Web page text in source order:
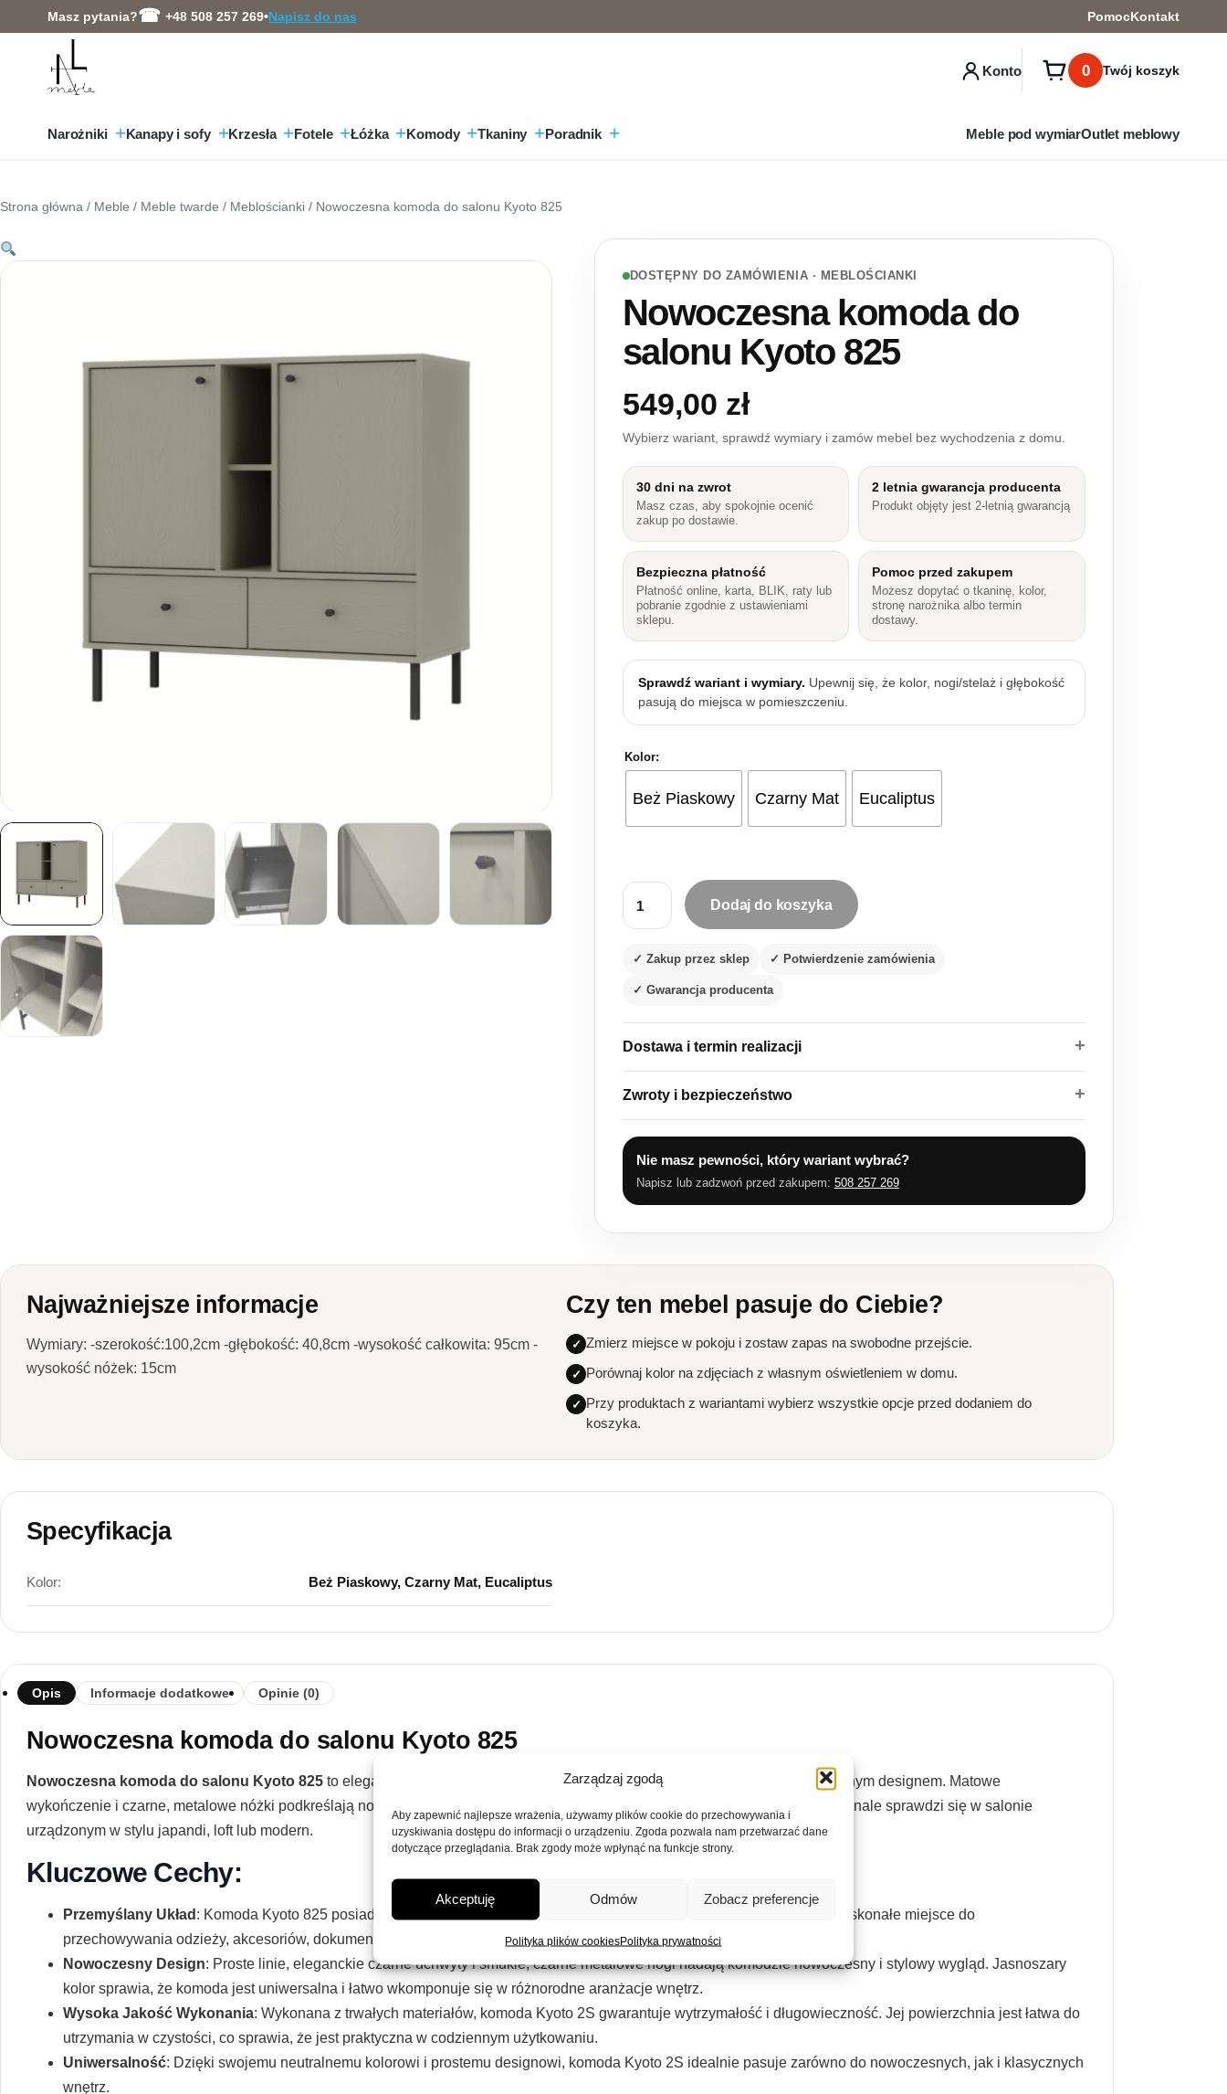
Zarządzaj zgodą
Aby zapewnić najlepsze wrażenia, używamy plików cookie do przechowywania i
uzyskiwania dostępu do informacji o urządzeniu. Zgoda pozwala nam przetwarzać dane
dotyczące przeglądania. Brak zgody może wpłynąć na funkcje strony.
Akceptuję Odmów Zobacz preferencje
Polityka plików cookiesPolityka prywatności
do
Masz pytania? +48 508 257 269•Napisz do nas PomocKontakt
Konto 0 Twój koszyk
Narożniki Kanapy i sofy Krzesła Fotele Łóżka Komody Tkaniny Poradnik Meble pod wymiarOutlet meblowy
Strona główna / Meble / Meble twarde / Meblościanki / Nowoczesna komoda do salonu Kyoto 825
DOSTĘPNY DO ZAMÓWIENIA · MEBLOŚCIANKI
Nowoczesna komoda do
salonu Kyoto 825
549,00 zł
Wybierz wariant, sprawdź wymiary i zamów mebel bez wychodzenia z domu.
30 dni na zwrot
Masz czas, aby spokojnie ocenić
zakup po dostawie.
2 letnia gwarancja producenta
Produkt objęty jest 2-letnią gwarancją
Bezpieczna płatność
Płatność online, karta, BLIK, raty lub
pobranie zgodnie z ustawieniami
sklepu.
Pomoc przed zakupem
Możesz dopytać o tkaninę, kolor,
stronę narożnika albo termin
dostawy.
Sprawdź wariant i wymiary. Upewnij się, że kolor, nogi/stelaż i głębokość
pasują do miejsca w pomieszczeniu.
Kolor:
Beż Piaskowy Czarny Mat Eucaliptus
ilość Nowoczesna komoda do salonu Kyoto 825
Dodaj do koszyka
✓ Zakup przez sklep ✓ Potwierdzenie zamówienia
✓ Gwarancja producenta
Dostawa i termin realizacji
Zwroty i bezpieczeństwo
Nie masz pewności, który wariant wybrać?
Napisz lub zadzwoń przed zakupem: 508 257 269
Najważniejsze informacje
Wymiary: -szerokość:100,2cm -głębokość: 40,8cm -wysokość całkowita: 95cm -
wysokość nóżek: 15cm
Czy ten mebel pasuje do Ciebie?
Zmierz miejsce w pokoju i zostaw zapas na swobodne przejście.
Porównaj kolor na zdjęciach z własnym oświetleniem w domu.
Przy produktach z wariantami wybierz wszystkie opcje przed dodaniem do
koszyka.
Specyfikacja
Kolor: Beż Piaskowy, Czarny Mat, Eucaliptus
Opis Informacje dodatkowe Opinie (0)
Nowoczesna komoda do salonu Kyoto 825
Nowoczesna komoda do salonu Kyoto 825 to elegancki mebel w stylu minimalistycznym, który łączy funkcjonalność z subtelnym designem. Matowe
wykończenie i czarne, metalowe nóżki podkreślają nowoczesny charakter, a praktyczny układ szuflad i szafek sprawia, że doskonale sprawdzi się w salonie
urządzonym w stylu japandi, loft lub modern.
Kluczowe Cechy:
Przemyślany Układ : Komoda Kyoto 825 posiada dwie pojemne szafki, dwie praktyczne szuflady oraz otwarte półki. To doskonałe miejsce do
przechowywania odzieży, akcesoriów, dokumentów oraz eksponowania dekoracji, książek czy innych przedmiotów.
Nowoczesny Design: Proste linie, eleganckie czarne uchwyty i smukłe, czarne metalowe nogi nadają komodzie nowoczesny i stylowy wygląd. Jasnoszary
kolor sprawia, że komoda jest uniwersalna i łatwo wkomponuje się w różnorodne aranżacje wnętrz.
Wysoka Jakość Wykonania: Wykonana z trwałych materiałów, komoda Kyoto 2S gwarantuje wytrzymałość i długowieczność. Jej powierzchnia jest łatwa do
utrzymania w czystości, co sprawia, że jest praktyczna w codziennym użytkowaniu.
Uniwersalność: Dzięki swojemu neutralnemu kolorowi i prostemu designowi, komoda Kyoto 2S idealnie pasuje zarówno do nowoczesnych, jak i klasycznych
wnętrz.